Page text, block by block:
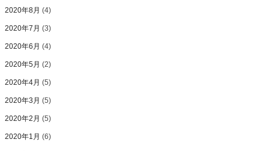
2020年8月 (4)
2020年7月 (3)
2020年6月 (4)
2020年5月 (2)
2020年4月 (5)
2020年3月 (5)
2020年2月 (5)
2020年1月 (6)